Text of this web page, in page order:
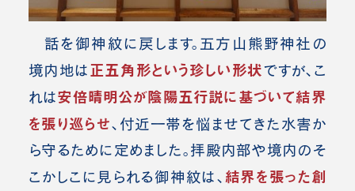
話を御神紋に戻します。 五方山熊野神社の
境内地は 正五角形という珍しい形状ですが、こ
れは安倍晴明公が陰陽五行説に基づいて結界
を張り巡らせ、付近一帯を悩ませてきた水害か
ら守るために定めました。 拝殿内部や境内のそ
こかしこに見られる御神紋は、 結界を張った創